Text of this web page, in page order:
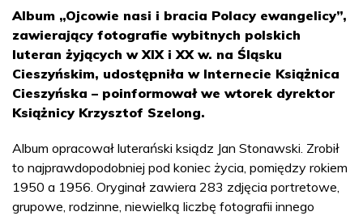
Album „Ojcowie nasi i bracia Polacy ewangelicy”,
zawierający fotografie wybitnych polskich
luteran żyjących w XIX i XX w. na Śląsku
Cieszyńskim, udostępniła w Internecie Książnica
Cieszyńska – poinformował we wtorek dyrektor
Książnicy Krzysztof Szelong.
Album opracował luterański ksiądz Jan Stonawski. Zrobił
to najprawdopodobniej pod koniec życia, pomiędzy rokiem
1950 a 1956. Oryginał zawiera 283 zdjęcia portretowe,
grupowe, rodzinne, niewielką liczbę fotografii innego